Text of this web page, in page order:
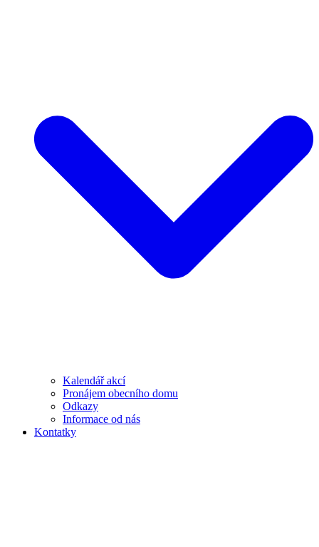
Kalendář akcí
Pronájem obecního domu
Odkazy
Informace od nás
Kontatky